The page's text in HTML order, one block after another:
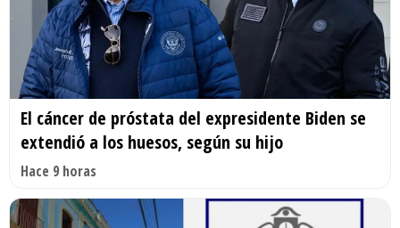
El cáncer de próstata del expresidente Biden se
extendió a los huesos, según su hijo
Hace 9 horas